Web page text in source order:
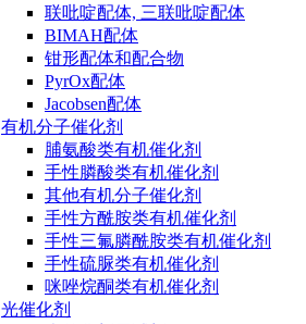
联吡啶配体, 三联吡啶配体
BIMAH配体
钳形配体和配合物
PyrOx配体
Jacobsen配体
有机分子催化剂
脯氨酸类有机催化剂
手性膦酸类有机催化剂
其他有机分子催化剂
手性方酰胺类有机催化剂
手性三氟膦酰胺类有机催化剂
手性硫脲类有机催化剂
咪唑烷酮类有机催化剂
光催化剂